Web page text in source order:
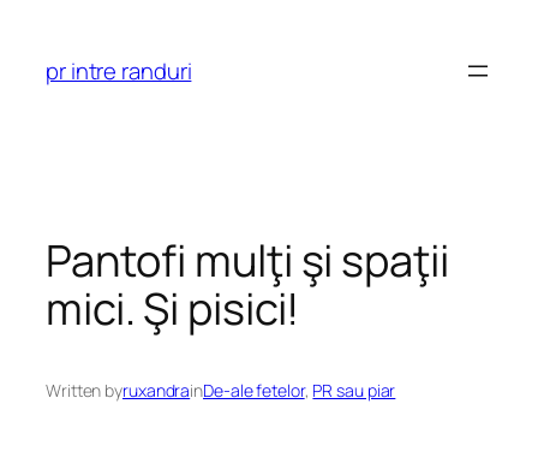
content
pr intre randuri
Pantofi mulţi şi spaţii
mici. Şi pisici!
Written byruxandrainDe-ale fetelor, PR sau piar